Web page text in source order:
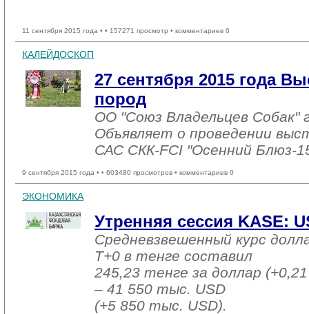
11 сентября 2015 года • • 157271 просмотр • комментариев 0
КАЛЕЙДОСКОП
27 сентября 2015 года
пород
ОО "Союз Владельцев Собак"
Объявляет о проведении
САС СКК-FCI "Осенний Блюз-
9 сентября 2015 года • • 603480 просмотров • комментариев 0
ЭКОНОМИКА
Утренняя сессия KASE:
Средневзвешенный курс
T+0 в тенге составил
245,23 тенге за доллар
– 41 550 тыс. USD
(+5 850 тыс. USD).